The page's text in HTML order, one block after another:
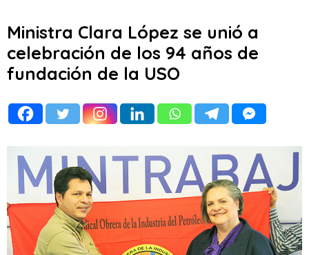
Ministra Clara López se unió a
celebración de los 94 años de
fundación de la USO